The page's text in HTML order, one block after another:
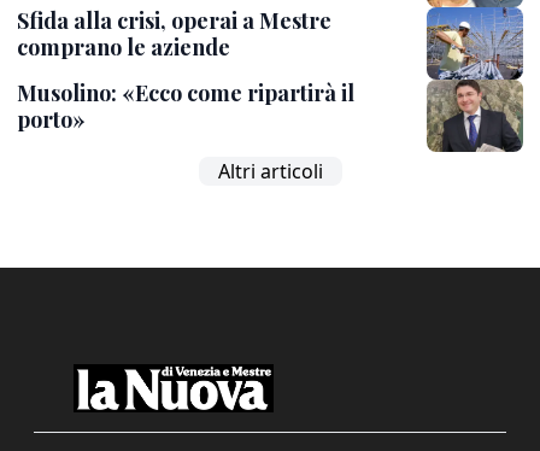
Sfida alla crisi, operai a Mestre
comprano le aziende
Musolino: «Ecco come ripartirà il
porto»
Altri articoli